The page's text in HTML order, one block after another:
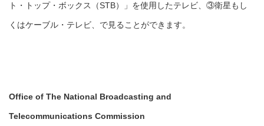
ト・トップ・ボックス（STB）」を使用したテレビ、③衛星もし
くはケーブル・テレビ、で見ることができます。
Office of The National Broadcasting and
Telecommunications Commission